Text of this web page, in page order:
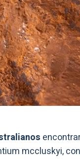
mccluskyi,